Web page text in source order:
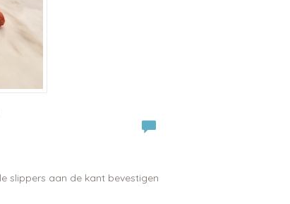
slippers aan de kant bevestigen